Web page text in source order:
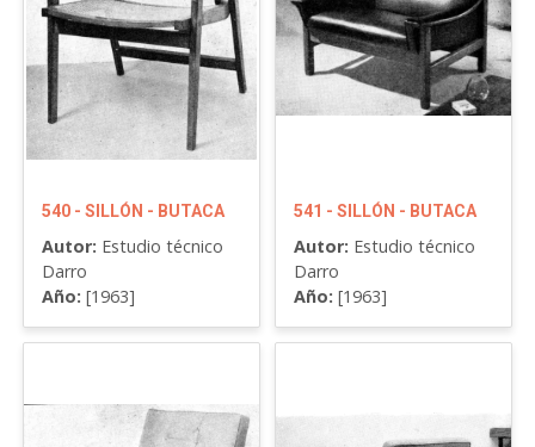
540 - SILLÓN - BUTACA
Autor: Estudio técnico
Darro
Año: [1963]
541 - SILLÓN - BUTACA
Autor: Estudio técnico
Darro
Año: [1963]